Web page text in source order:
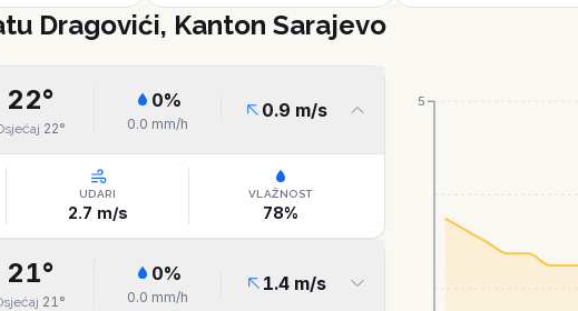
Dragovići, Kanton Sarajevo
22°
22°
0%
0.0 mm/h
0.9 m/s
UDARI
2.7 m/s
VLAŽNOST
78%
21°
21°
0%
0.0 mm/h
1.4m/s
5